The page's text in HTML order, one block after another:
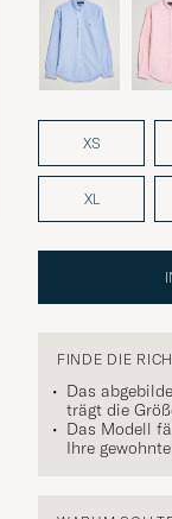
Das abgebildete
XS
XL
FINDE DIE
Das
trägt die
Das Modell
Ihre